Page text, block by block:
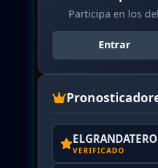
Participa en los
Entrar
VERIFICADO